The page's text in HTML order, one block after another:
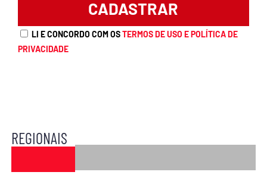
LI E CONCORDO COM OSTERMOS DE USO E POLÍTICA DE
PRIVACIDADE
REGIONAIS